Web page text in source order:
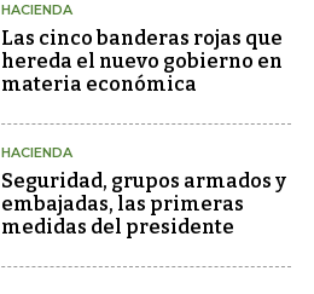
HACIENDA
Las cinco banderas rojas que
hereda el nuevo gobierno en
materia económica
HACIENDA
Seguridad, grupos armados y
embajadas, las primeras
medidas del presidente